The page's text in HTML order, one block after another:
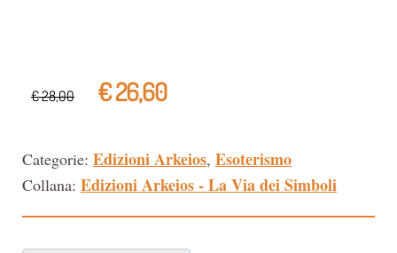
€ 28,00 € 26,60
Categorie: Edizioni Arkeios, Esoterismo
Collana: Edizioni Arkeios - La Via dei Simboli